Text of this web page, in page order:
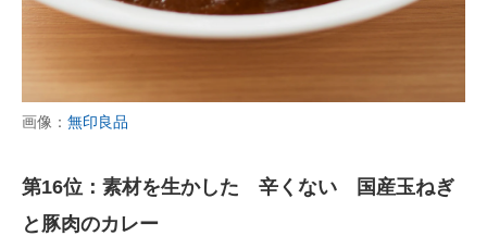
画像： 無印良品
第16位：素材を生かした 辛くない 国産玉ねぎ
と豚肉のカレー